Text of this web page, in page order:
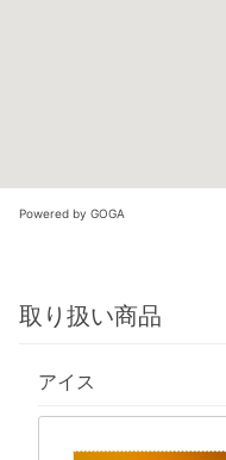
Powered by GOGA
取り扱い商品
アイス